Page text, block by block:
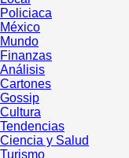
Policiaca
México
Mundo
Finanzas
Análisis
Cartones
Gossip
Cultura
Tendencias
Ciencia y Salud
Turismo